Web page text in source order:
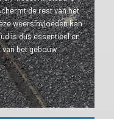
de rest van het
weersinvloeden kan
is dus essentieel en
het gebouw.